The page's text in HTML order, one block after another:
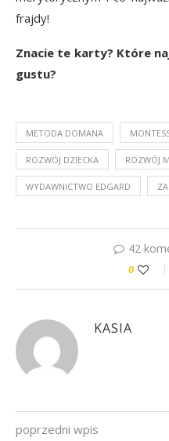
frajdy!
Znacie te karty? Które
gustu?
METODA DOMANA
ROZWÓJ DZIECKA ROZWÓJ
WYDAWNICTWO EDGARD
42
0
KASIA
poprzedni wpis